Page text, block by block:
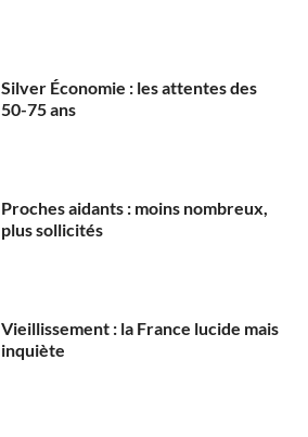
Silver Économie : les attentes des
50-75 ans
Proches aidants : moins nombreux,
plus sollicités
Vieillissement : la France lucide mais
inquiète